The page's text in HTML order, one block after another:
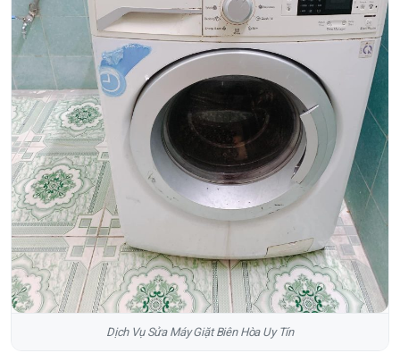
Dịch Vụ Sửa Máy Giặt Biên Hòa Uy Tín